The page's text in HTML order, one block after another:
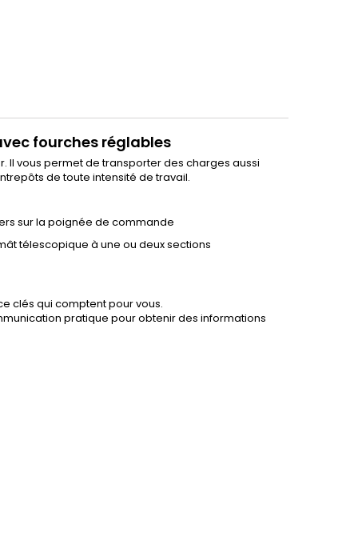
fourches réglables
Il vous permet de transporter des charges aussi
de toute intensité de travail.
sur la poignée de commande
télescopique à une ou deux sections
clés qui comptent pour vous.
pratique pour obtenir des informations